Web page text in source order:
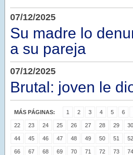
07/12/2025
Su madre lo
a su pareja
07/12/2025
Brutal: joven le
MÁS PÁGINAS: 1 2 3 4 5 6
22 23 24 25 26 27 28 29 30
44 45 46 47 48 49 50 51 52
66 67 68 69 70 71 72 73 74